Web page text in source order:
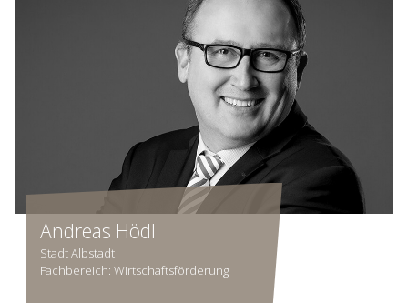
Andreas Hödl
Stadt Albstadt
Fachbereich: Wirtschafts­förderung